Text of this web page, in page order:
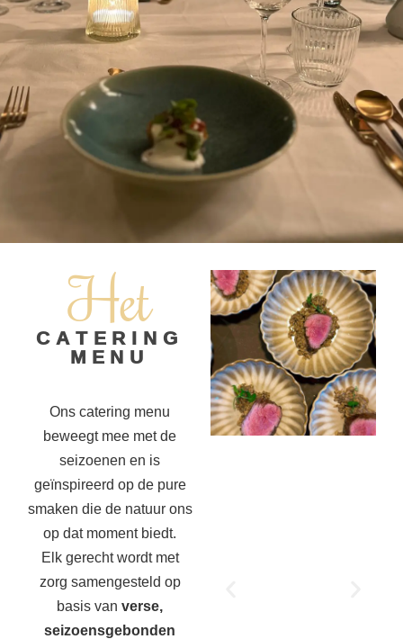
Het
CATERING
MENU
Ons catering menu
beweegt mee met de
seizoenen en is
geïnspireerd op de pure
smaken die de natuur ons
op dat moment biedt.
Elk gerecht wordt met
zorg samengesteld op
basis van verse,
seizoensgebonden